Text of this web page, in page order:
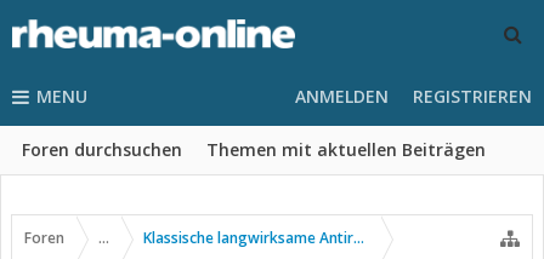
MENU
Foren durchsuchen Themen mit aktuellen Beiträgen
ANMELDEN REGISTRIEREN
Foren ... Klassische langwirksame Antirheumatika